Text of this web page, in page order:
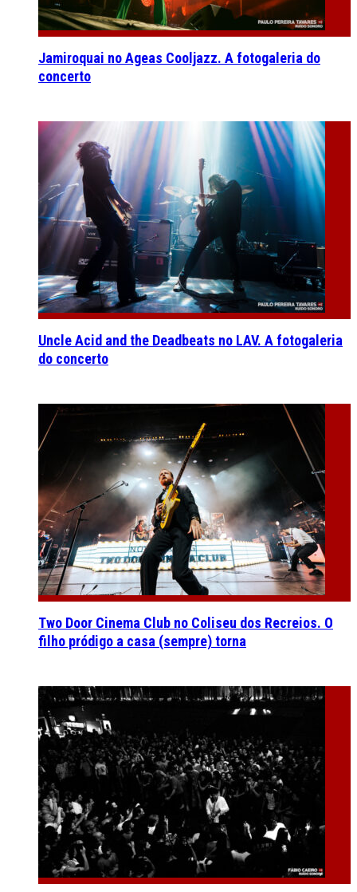
Jamiroquai no Ageas Cooljazz. A fotogaleria do
concerto
Uncle Acid and the Deadbeats no LAV. A fotogaleria
do concerto
Two Door Cinema Club no Coliseu dos Recreios. O
filho pródigo a casa (sempre) torna